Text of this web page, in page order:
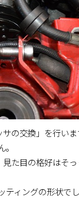
の交換」を行い
た目の格好はそ
ィングの形状でし